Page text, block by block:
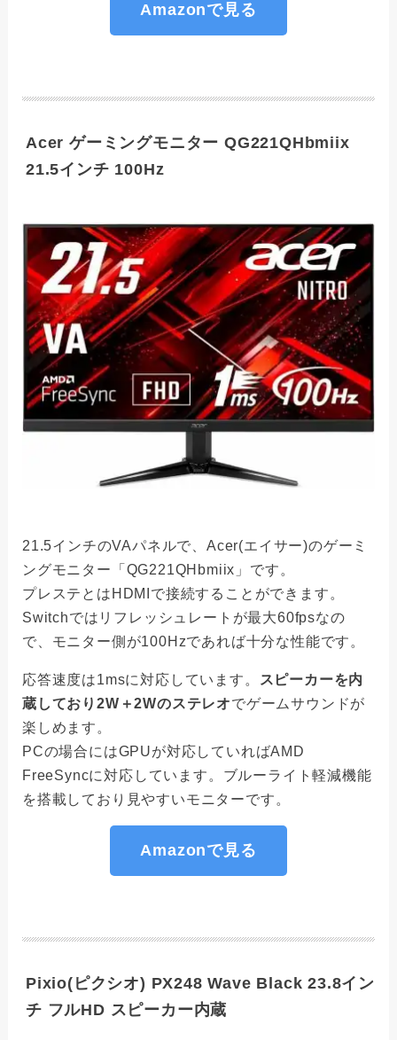
Amazonで見る
Acer ゲーミングモニター QG221QHbmiix
21.5インチ 100Hz
21.5インチのVAパネルで、Acer(エイサー)のゲーミ
ングモニター「QG221QHbmiix」です。
プレステとはHDMIで接続することができます。
Switchではリフレッシュレートが最大60fpsなの
で、モニター側が100Hzであれば十分な性能です。
応答速度は1msに対応しています。
スピーカーを内
蔵しており2W＋2Wのステレオでゲームサウンドが
楽しめます。
PCの場合にはGPUが対応していればAMD
FreeSyncに対応しています。ブルーライト軽減機能
を搭載しており見やすいモニターです。
Amazonで見る
Pixio(ピクシオ) PX248 Wave Black 23.8イン
チ フルHD スピーカー内蔵